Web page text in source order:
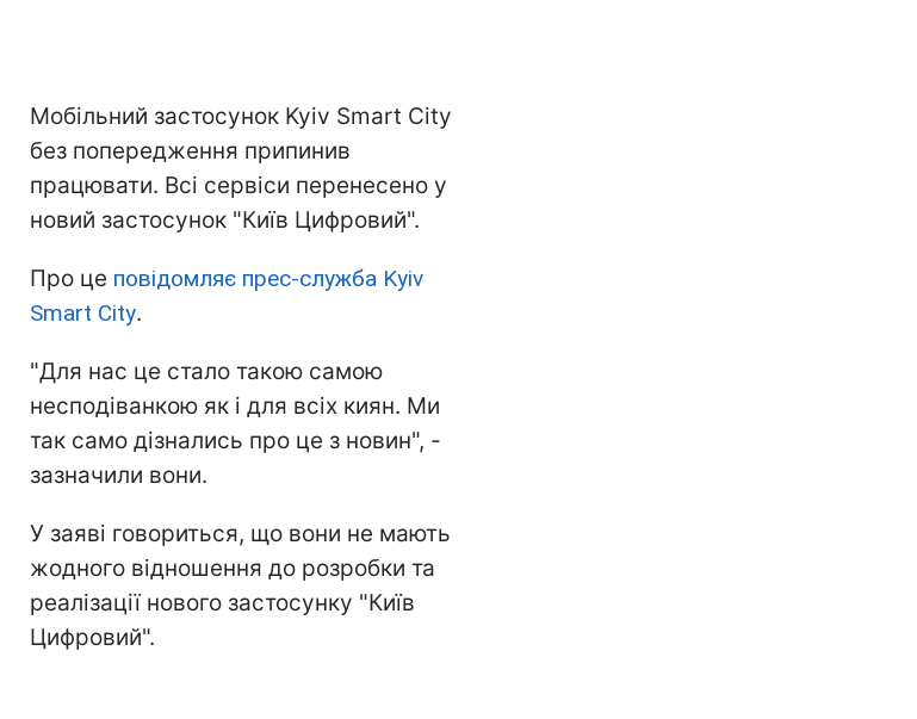
Мобільний застосунок Kyiv Smart City
без попередження припинив
працювати. Всі сервіси перенесено у
новий застосунок "Київ Цифровий".
Про це повідомляє прес-служба Kyiv
Smart City.
"Для нас це стало такою самою
несподіванкою як і для всіх киян. Ми
так само дізнались про це з новин", -
зазначили вони.
У заяві говориться, що вони не мають
жодного відношення до розробки та
реалізації нового застосунку "Київ
Цифровий".